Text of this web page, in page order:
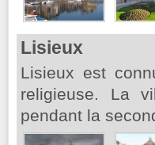
Lisieux
Lisieux est
religieuse. La
pendant la